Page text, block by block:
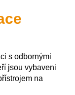
s odbornými
jsou vybaveni
na